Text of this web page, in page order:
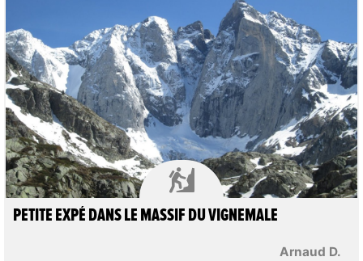

Arnaud D.
PETITE EXPÉ DANS LE MASSIF DU VIGNEMALE